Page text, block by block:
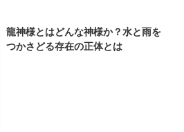
龍神様とはどんな神様か？水と雨を
つかさどる存在の正体とは